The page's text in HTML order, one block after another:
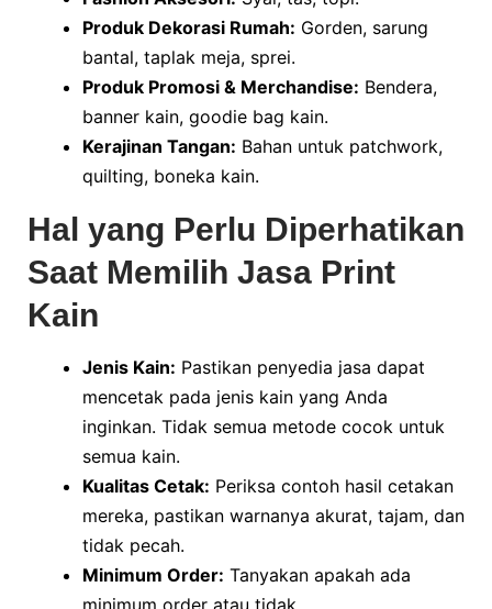
Produk Dekorasi Rumah: Gorden, sarung
bantal, taplak meja, sprei.
Produk Promosi & Merchandise: Bendera,
banner kain, goodie bag kain.
Kerajinan Tangan: Bahan untuk patchwork,
quilting, boneka kain.
Hal yang Perlu Diperhatikan
Saat Memilih Jasa Print
Kain
Jenis Kain: Pastikan penyedia jasa dapat
mencetak pada jenis kain yang Anda
inginkan. Tidak semua metode cocok untuk
semua kain.
Kualitas Cetak: Periksa contoh hasil cetakan
mereka, pastikan warnanya akurat, tajam, dan
tidak pecah.
Minimum Order: Tanyakan apakah ada